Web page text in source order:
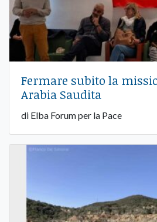
Fermare subito la
Arabia Saudita
di Elba Forum per la Pace